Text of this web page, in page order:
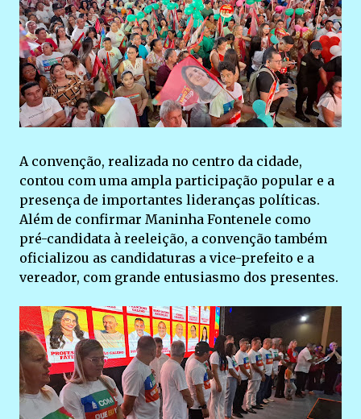
A convenção, realizada no centro da cidade,
contou com uma ampla participação popular e a
presença de importantes lideranças políticas.
Além de confirmar Maninha Fontenele como
pré-candidata à reeleição, a convenção também
oficializou as candidaturas a vice-prefeito e a
vereador, com grande entusiasmo dos presentes.